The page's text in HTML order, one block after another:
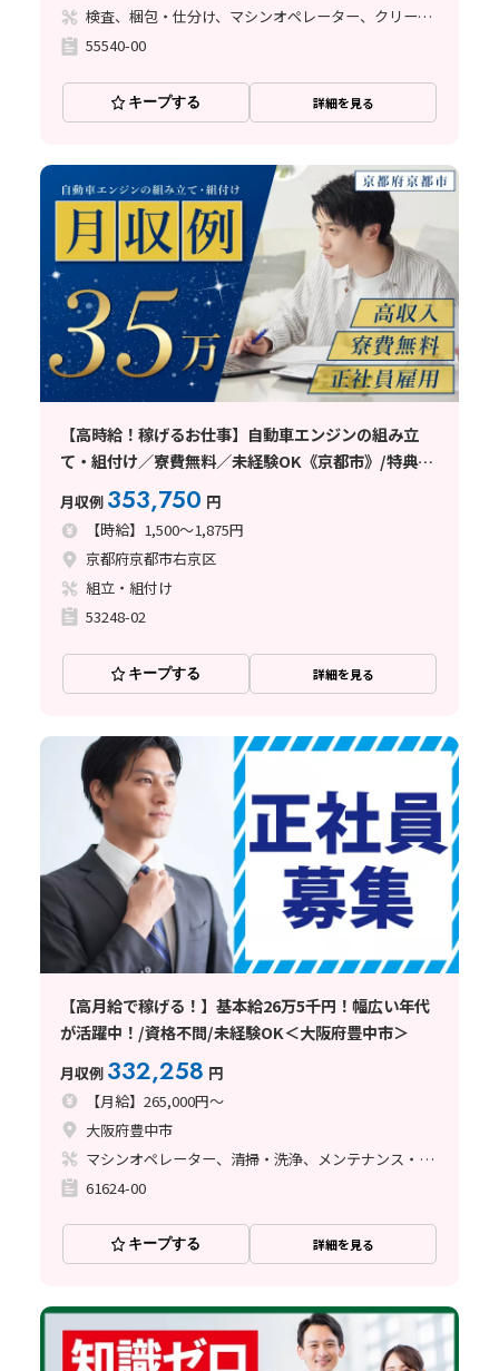
検査、梱包・仕分け、マシンオペレーター、クリーンルーム、清掃・洗浄、フォークリフト、玉掛け・クレーン、立ち作業
55540-00
キープする 詳細を見る
【高時給！稼げるお仕事】自動車エンジンの組み立
て・組付け／寮費無料／未経験OK《京都市》/特典50
月収例 353,750 円
【時給】1,500～1,875円
京都府京都市右京区
組立・組付け
53248-02
キープする 詳細を見る
【高月給で稼げる！】基本給26万5千円！幅広い年代
が活躍中！/資格不問/未経験OK＜大阪府豊中市＞
月収例 332,258 円
【月給】265,000円～
大阪府豊中市
マシンオペレーター、清掃・洗浄、メンテナンス・保全、玉掛け・クレーン
61624-00
キープする 詳細を見る